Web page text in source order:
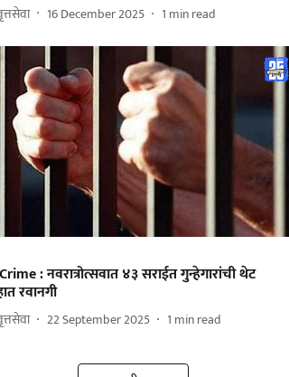
16 December 2025 1 min read
: नवरात्रोत्सवात ४३ सराईत गुन्हेगारांची थेट
रवानगी
22 September 2025 1 min read